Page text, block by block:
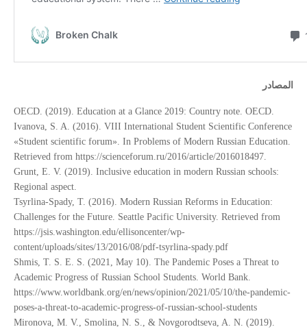
المصادر
OECD. (2019). Education at a Glance 2019: Country note. OECD.
Ivanova, S. A. (2016). VIII International Student Scientific Conference
«Student scientific forum». In Problems of Modern Russian Education.
Retrieved from https://scienceforum.ru/2016/article/2016018497.
Grunt, E. V. (2019). Inclusive education in modern Russian schools:
Regional aspect.
Tsyrlina-Spady, T. (2016). Modern Russian Reforms in Education:
Challenges for the Future. Seattle Pacific University. Retrieved from
https://jsis.washington.edu/ellisoncenter/wp-
content/uploads/sites/13/2016/08/pdf-tsyrlina-spady.pdf
Shmis, T. S. E. S. (2021, May 10). The Pandemic Poses a Threat to
Academic Progress of Russian School Students. World Bank.
https://www.worldbank.org/en/news/opinion/2021/05/10/the-pandemic-
poses-a-threat-to-academic-progress-of-russian-school-students
Mironova, M. V., Smolina, N. S., & Novgorodtseva, A. N. (2019).